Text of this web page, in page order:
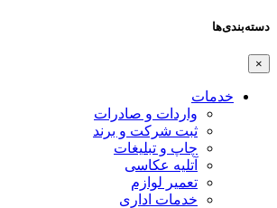
دسته‌بندی‌ها
×
خدمات
واردات و صادرات
ثبت شرکت و برند
چاپ و تبلیغات
آتلیه عکاسی
تعمیر لوازم
خدمات اداری